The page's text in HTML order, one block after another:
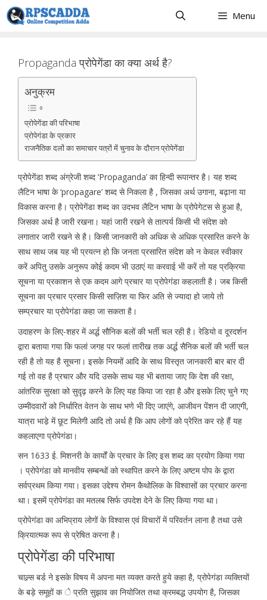
Skip
to
Menu
Propaganda प्रोपेगेंडा का क्या अर्थ है?
अनुक्रम
प्रोपेगेंडा की परिभाषा
प्रोपेगंडा के प्रकार
राजनैतिक दलों का समाचार पत्रों में चुनाव के दौरान प्रोपेगेंडा
प्रोपेगेंडा शब्द अंग्रेजी शब्द ‘Propaganda’ का हिन्दी रूपान्तर है। यह शब्द
लैटिन भाषा के ‘propagare’ शब्द से निकला है , जिसका अर्थ उगाना, बढ़ाना या
विकास करना है। प्रोपेगेंडा शब्द का उदभव लैटिन भाषा के प्रोपेगेटस से हुआ है,
जिसका अर्थ है जारी रखना। यहां जारी रखने से तात्पर्य किसी भी संदेश को
लगातार जारी रखने से है। किसी जानकारी को अधिक से अधिक प्रसारित करने के
साथ साथ जब यह भी प्रयत्न हो कि जनता प्रसारित संदेश को न केवल स्वीकार
करें अपितु उसके अनुरूप कोई कदम भी उठाएं या करवाई भी करें तो यह प्रक्रिया
सूचना या प्रकाशन से एक कदम आगे प्रचार या प्रोपेगंडा कहलाती है। जब किसी
सूचना का प्रचार प्रसार किसी साज़िश या फिर अति से ज्यादा हो जाये तो
सम्प्रचार या प्रोपेगंडा कहा जा सकता है।
उदाहरण के लिए-शहर में अर्द्ध सौनिक बलों की भर्ती चल रही है। रेडियो व दूरदर्शन
द्वारा बताया गया कि फलां जगह पर फलां तारीख तक अर्द्ध सैनिक बलों की भर्ती चल
रही है तो यह है सूचना। इसके नियमों आदि के साथ विस्तृत जानकारी बार बार दी
गई तो वह है प्रचार और यदि उसके साथ यह भी बताया जाए कि देश की रक्षा,
आंतरिक सुरक्षा को सुदृढ़ करने के लिए यह किया जा रहा है और इसके लिए चुने गए
उम्मीदवारों को निर्धारित वेतन के साथ भणे भी दिए जाएंगे, आजीवन पेंशन दी जाएगी,
यात्रा भाडे़ में छूट मिलेगी आदि तो अर्थ है कि आप लोगों को प्रेरित कर रहे हैं यह
कहलाएगा प्रोपेगंडा।
सन 1633 ई. मिशनरी के कार्यों के प्रचार के लिए इस शब्द का प्रयोग किया गया
। प्रोपेगंडा को मानवीय सम्बन्धों को स्थापित करने के लिए अष्टम पोप के द्वारा
सर्वप्रथम किया गया। इसका उद्देश्य रोमन कैथोलिक के विश्वासों का प्रचार करना
था। इसमें प्रोपेगंडा का मतलब सिर्फ उपदेश देने के लिए किया गया था।
प्रोपेगंडा का अभिप्राय लोगों के विश्वास एवं विचारों में परिवर्तन लाना है तथा उसे
क्रियात्मक रूप से प्रेषित करना है।
प्रोपेगेंडा की परिभाषा
चाल्र्स बर्ड ने इसके विषय में अपना मत व्यक्त करते हुये कहा है, प्रोपेगंडा व्यक्तियों
के बड़े समूहों क े प्रति सुझाव का नियोजित तथा क्रमबद्ध उपयोग है, जिसका